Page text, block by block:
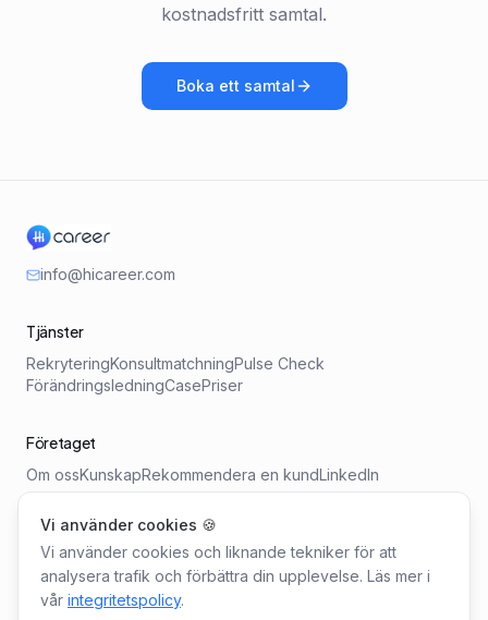
kostnadsfritt samtal.
Boka ett samtal
info@hicareer.com
Tjänster
RekryteringKonsultmatchningPulse Check
FörändringsledningCasePriser
Företaget
Om ossKunskapRekommendera en kundLinkedIn
Verktyg
LönebarometernKravprofil-generatorLedarskapskollen
Vi använder cookies 🍪
Vi använder cookies och liknande tekniker för att
analysera trafik och förbättra din upplevelse. Läs mer i
vår integritetspolicy.